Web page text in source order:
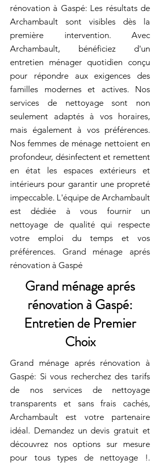
rénovation à Gaspé: Les résultats de
Archambault sont visibles dès la
première intervention. Avec
Archambault, bénéficiez d'un
entretien ménager quotidien conçu
pour répondre aux exigences des
familles modernes et actives. Nos
services de nettoyage sont non
seulement adaptés à vos horaires,
mais également à vos préférences.
Nos femmes de ménage nettoient en
profondeur, désinfectent et remettent
en état les espaces extérieurs et
intérieurs pour garantir une propreté
impeccable. L'équipe de Archambault
est dédiée à vous fournir un
nettoyage de qualité qui respecte
votre emploi du temps et vos
préférences. Grand ménage aprés
rénovation à Gaspé
Grand ménage aprés
rénovation à Gaspé:
Entretien de Premier
Choix
Grand ménage aprés rénovation à
Gaspé: Si vous recherchez des tarifs
de nos services de nettoyage
transparents et sans frais cachés,
Archambault est votre partenaire
idéal. Demandez un devis gratuit et
découvrez nos options sur mesure
pour tous types de nettoyage !.